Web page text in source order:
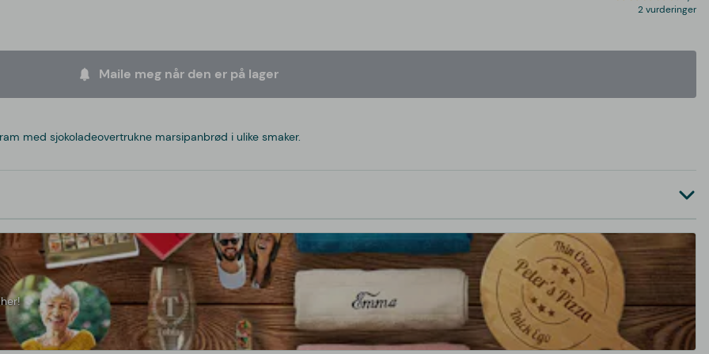
2 vurderinger
Maile meg når den er på lager
med sjokoladeovertrukne marsipanbrød i ulike smaker.